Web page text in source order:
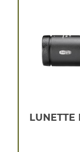
LUNETTE